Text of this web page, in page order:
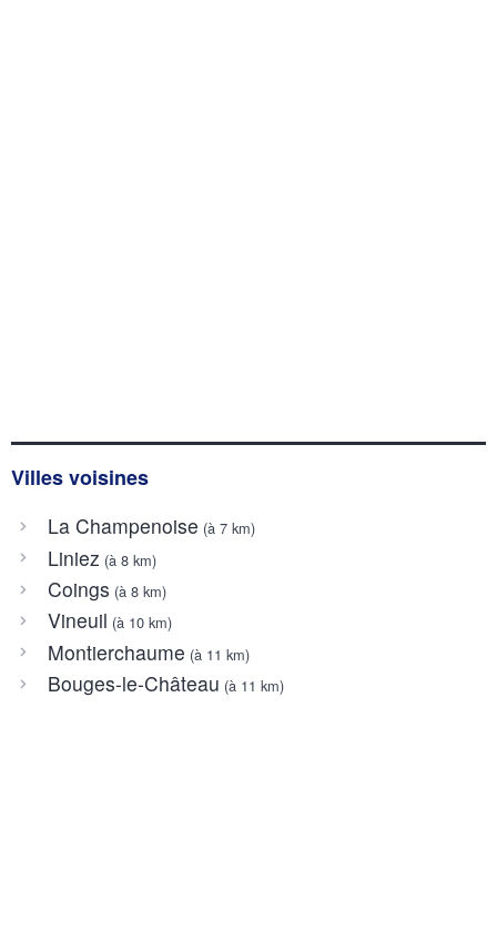
Villes voisines
La Champenoise (à 7 km)
Liniez (à 8 km)
Coings (à 8 km)
Vineuil (à 10 km)
Montierchaume (à 11 km)
Bouges-le-Château (à 11 km)